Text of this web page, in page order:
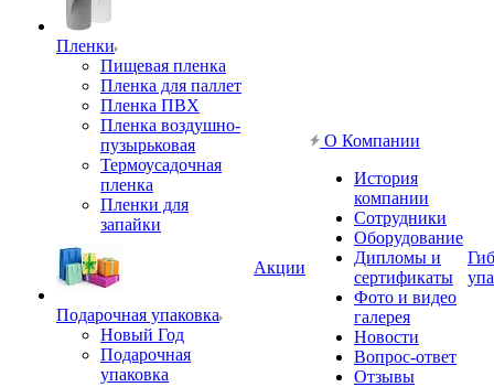
Пленки
Пищевая пленка
Пленка для паллет
Пленка ПВХ
Пленка воздушно-
пузырьковая
Термоусадочная
пленка
Пленки для
запайки
Подарочная упаковка
Новый Год
Подарочная
упаковка
Акции
О Компании
История
компании
Сотрудники
Оборудование
Дипломы и
сертификаты
Фото и видео
галерея
Новости
Вопрос-ответ
Отзывы